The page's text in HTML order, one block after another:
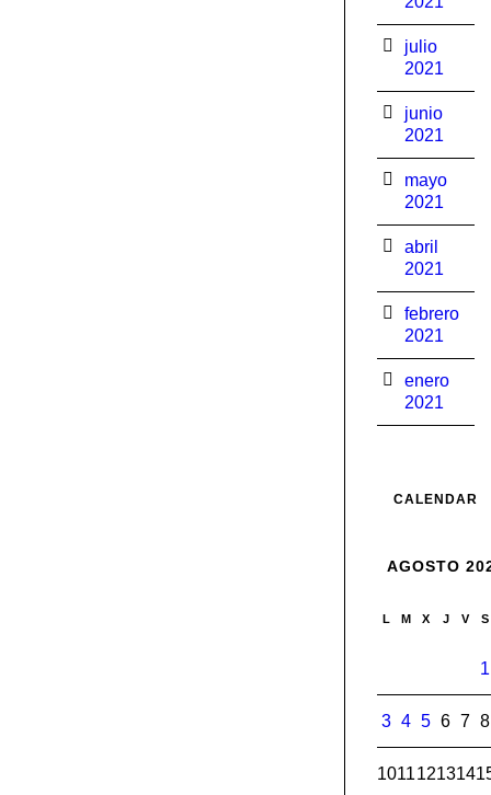
julio
2021
junio
2021
mayo
2021
abril
2021
febrero
2021
enero
2021
CALENDAR
AGOSTO
L M X J V S
1
3 4 5 6 7 8
1011121314